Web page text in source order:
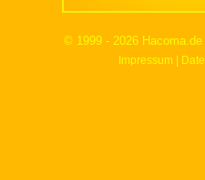
© 1999 - 2026
Impressum |